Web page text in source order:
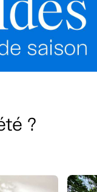
?